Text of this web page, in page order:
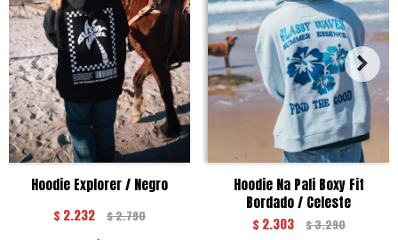
Hoodie Explorer / Negro
$ 2.232 $2.790
Hoodie Na Pali Boxy Fit
Bordado / Celeste
$ 2.303 $3.290